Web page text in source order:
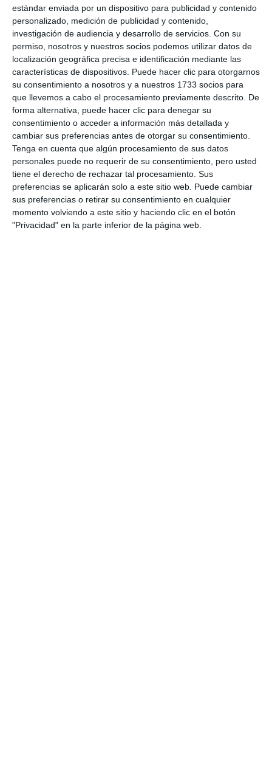
estándar enviada por un dispositivo para publicidad y contenido
personalizado, medición de publicidad y contenido,
investigación de audiencia y desarrollo de servicios. Con su
permiso, nosotros y nuestros socios podemos utilizar datos de
localización geográfica precisa e identificación mediante las
características de dispositivos. Puede hacer clic para otorgarnos
su consentimiento a nosotros y a nuestros 1733 socios para
que llevemos a cabo el procesamiento previamente descrito. De
forma alternativa, puede hacer clic para denegar su
consentimiento o acceder a información más detallada y
cambiar sus preferencias antes de otorgar su consentimiento.
Tenga en cuenta que algún procesamiento de sus datos
personales puede no requerir de su consentimiento, pero usted
tiene el derecho de rechazar tal procesamiento. Sus
preferencias se aplicarán solo a este sitio web. Puede cambiar
sus preferencias o retirar su consentimiento en cualquier
momento volviendo a este sitio y haciendo clic en el botón
"Privacidad" en la parte inferior de la página web.